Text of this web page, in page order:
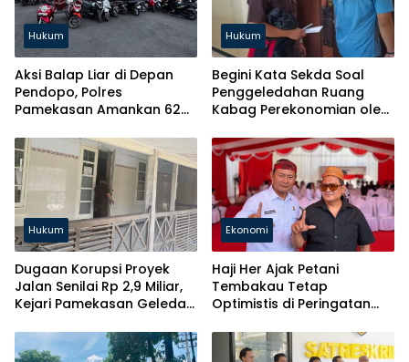
Hukum
Aksi Balap Liar di Depan
Pendopo, Polres
Pamekasan Amankan 62
Hukum
Begini Kata Sekda Soal
Penggeledahan Ruang
Kabag Perekonomian oleh
Hukum
Dugaan Korupsi Proyek
Jalan Senilai Rp 2,9 Miliar,
Kejari Pamekasan Geledah
Ekonomi
Haji Her Ajak Petani
Tembakau Tetap
Optimistis di Peringatan
Timur